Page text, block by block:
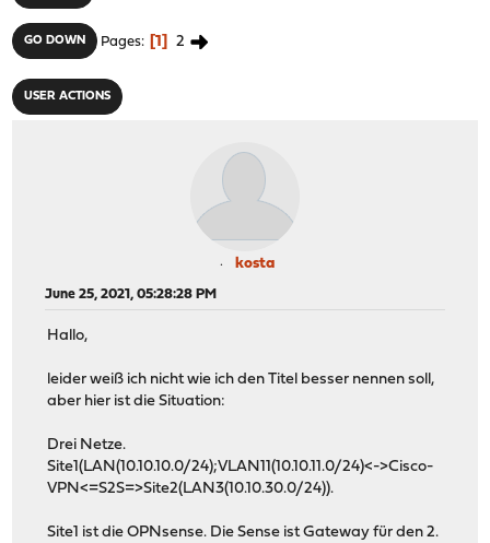
GO DOWN Pages 1 2
USER ACTIONS
kosta
June 25, 2021, 05:28:28 PM
Hallo,
leider weiß ich nicht wie ich den Titel besser nennen soll,
aber hier ist die Situation:
Drei Netze.
Site1(LAN(10.10.10.0/24);VLAN11(10.10.11.0/24)<->Cisco-
VPN<=S2S=>Site2(LAN3(10.10.30.0/24)).
Site1 ist die OPNsense. Die Sense ist Gateway für den 2.